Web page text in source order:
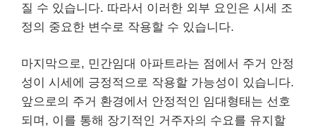
질 수 있습니다. 따라서 이러한 외부 요인은 시세 조
정의 중요한 변수로 작용할 수 있습니다.
마지막으로, 민간임대 아파트라는 점에서 주거 안정
성이 시세에 긍정적으로 작용할 가능성이 있습니다.
앞으로의 주거 환경에서 안정적인 임대형태는 선호
되며, 이를 통해 장기적인 거주자의 수요를 유지할